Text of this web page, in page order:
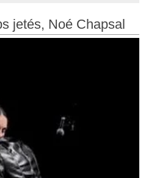
jetés, Noé Chapsal